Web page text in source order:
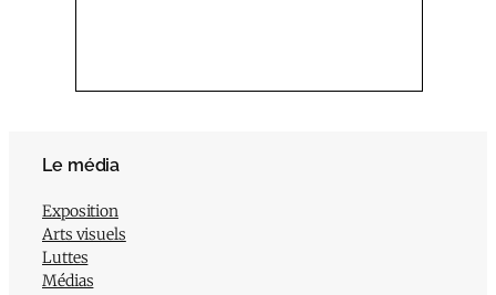
Le média
Exposition
Arts visuels
Luttes
Médias